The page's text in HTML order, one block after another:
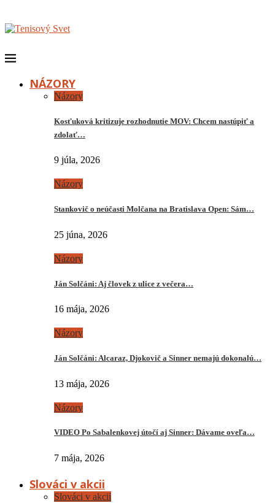
NÁZORY
Názory
Kosťuková kritizuje rozhodnutie MOV: Chcem nastúpiť a
zdolať…
9 júla, 2026
Názory
Stankovič o neúčasti Molčana na Bratislava Open: Sám…
25 júna, 2026
Názory
Ján Solčáni: Aj človek z ulice z večera…
16 mája, 2026
Názory
Ján Solčáni: Alcaraz, Djokovič a Sinner nemajú dokonalú…
13 mája, 2026
Názory
VIDEO Po Sabalenkovej útočí aj Sinner: Dávame oveľa…
7 mája, 2026
Slováci v akcii
Slováci v akcii